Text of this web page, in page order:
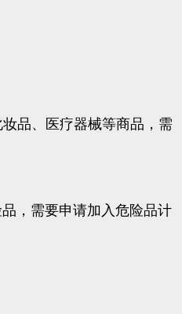
品、医疗器械等商品，需
，需要申请加入危险品计